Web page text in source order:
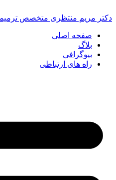
بهدکتر مریم منتظری متخصص
صفحه اصلی
بلاگ
بیوگرافی
راه های ارتباطی